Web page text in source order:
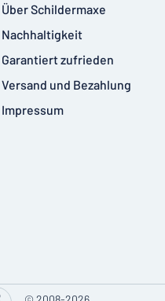
Über Schildermaxe
Nachhaltigkeit
Garantiert zufrieden
Versand und Bezahlung
Impressum